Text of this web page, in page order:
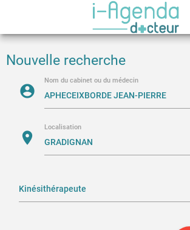
Nouvelle recherche
account_circle
Nom du cabinet ou du médecin
location_on
Localisation